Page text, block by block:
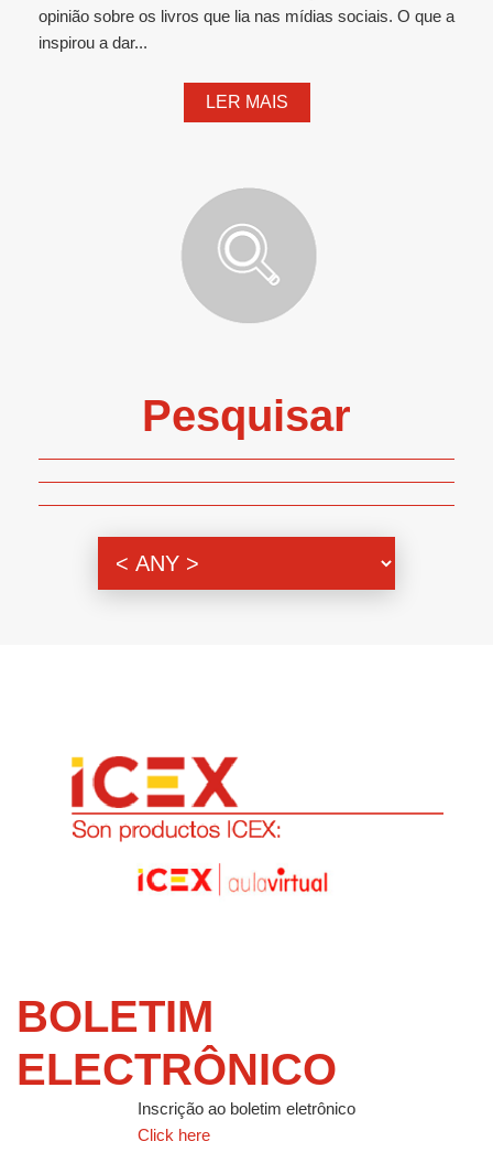
opinião sobre os livros que lia nas mídias sociais. O que a
inspirou a dar...
LER MAIS
Pesquisar
BOLETIM
ELECTRÔNICO
Inscrição ao boletim eletrônico
Click here